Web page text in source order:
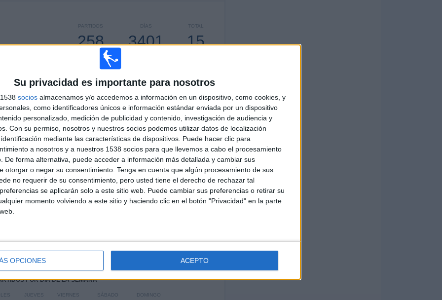
Su privacidad es importante para nosotros
socios almacenamos y/o accedemos a información en un dispositivo, como cookies, y
como identificadores únicos e información estándar enviada por un dispositivo
personalizado, medición de publicidad y contenido, investigación de audiencia y
Con su permiso, nosotros y nuestros socios podemos utilizar datos de localización
mediante las características de dispositivos. Puede hacer clic para
a nosotros y a nuestros 1538 socios para que llevemos a cabo el procesamiento
De forma alternativa, puede acceder a información más detallada y cambiar sus
otorgar o negar su consentimiento. Tenga en cuenta que algún procesamiento de sus
no requerir de su consentimiento, pero usted tiene el derecho de rechazar tal
se aplicarán solo a este sitio web. Puede cambiar sus preferencias o retirar su
momento volviendo a este sitio y haciendo clic en el botón "Privacidad" en la parte
OPCIONES ACEPTO
TOTAL
15
DÍAS
3401
PARTIDOS
258
CONSECUTIVOS
TOTAL
41
RIVALES
MÁXIMO
22
VS Seattle
Sounders
TOTAL
7
COMPETICIONES
RANKING POR COMPETICIONES
265 (93,97%)
POR DÍA DE LA SEMANA
JUEVES VIERNES SÁBADO DOMINGO